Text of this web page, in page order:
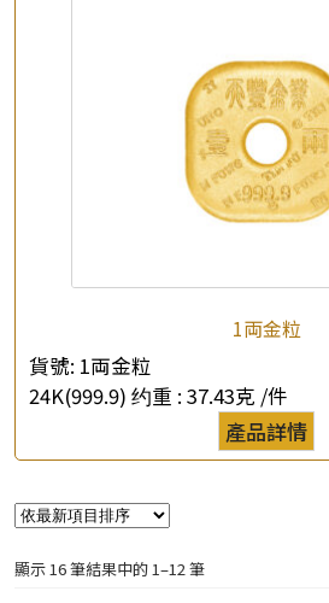
1両金粒
貨號: 1両金粒
24K(999.9) 约重 : 37.43克 /件
產品詳情
顯示 16 筆結果中的 1–12 筆